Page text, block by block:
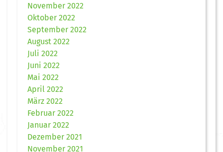
November 2022
Oktober 2022
September 2022
August 2022
Juli 2022
Juni 2022
Mai 2022
April 2022
März 2022
Februar 2022
Januar 2022
Dezember 2021
November 2021